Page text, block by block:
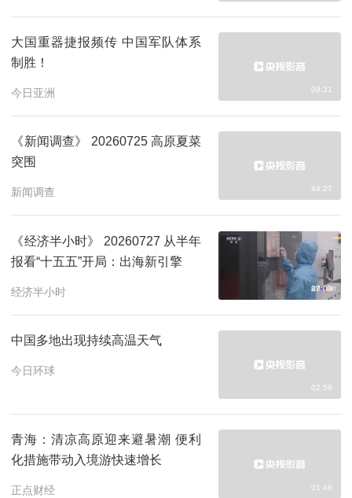
大国重器捷报频传 中国军队体系
制胜！
今日亚洲 09:31
《新闻调查》 20260725 高原夏菜
突围
新闻调查 44:27
《经济半小时》 20260727 从半年
报看“十五五”开局：出海新引擎
经济半小时 27:03
中国多地出现持续高温天气
今日环球
02:59
青海：清凉高原迎来避暑潮 便利
化措施带动入境游快速增长
正点财经 01:46